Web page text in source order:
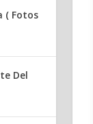
( Fotos
Del